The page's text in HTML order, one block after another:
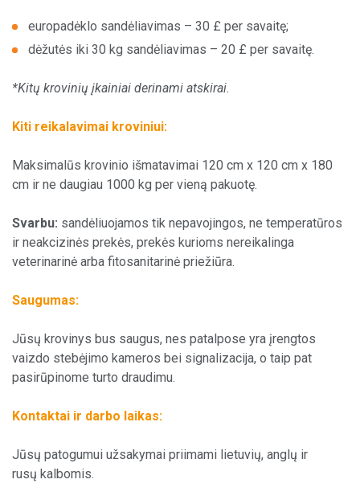
europadėklo sandėliavimas – 30 £ per savaitę;
dėžutės iki 30 kg sandėliavimas – 20 £ per savaitę.
*Kitų krovinių įkainiai derinami atskirai.
Kiti reikalavimai kroviniui:
Maksimalūs krovinio išmatavimai 120 cm x 120 cm x 180
cm ir ne daugiau 1000 kg per vieną pakuotę.
Svarbu: sandėliuojamos tik nepavojingos, ne temperatūros
ir neakcizinės prekės, prekės kurioms nereikalinga
veterinarinė arba fitosanitarinė priežiūra.
Saugumas:
Jūsų krovinys bus saugus, nes patalpose yra įrengtos
vaizdo stebėjimo kameros bei signalizacija, o taip pat
pasirūpinome turto draudimu.
Kontaktai ir darbo laikas:
Jūsų patogumui užsakymai priimami lietuvių, anglų ir
rusų kalbomis.